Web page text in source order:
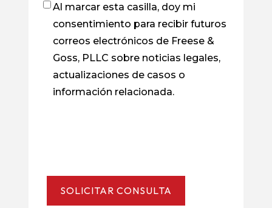
Casilla
verificación
Al marcar esta casilla, doy mi
consentimiento para recibir futuros
correos electrónicos de Freese &
Goss, PLLC sobre noticias legales,
actualizaciones de casos o
información relacionada.